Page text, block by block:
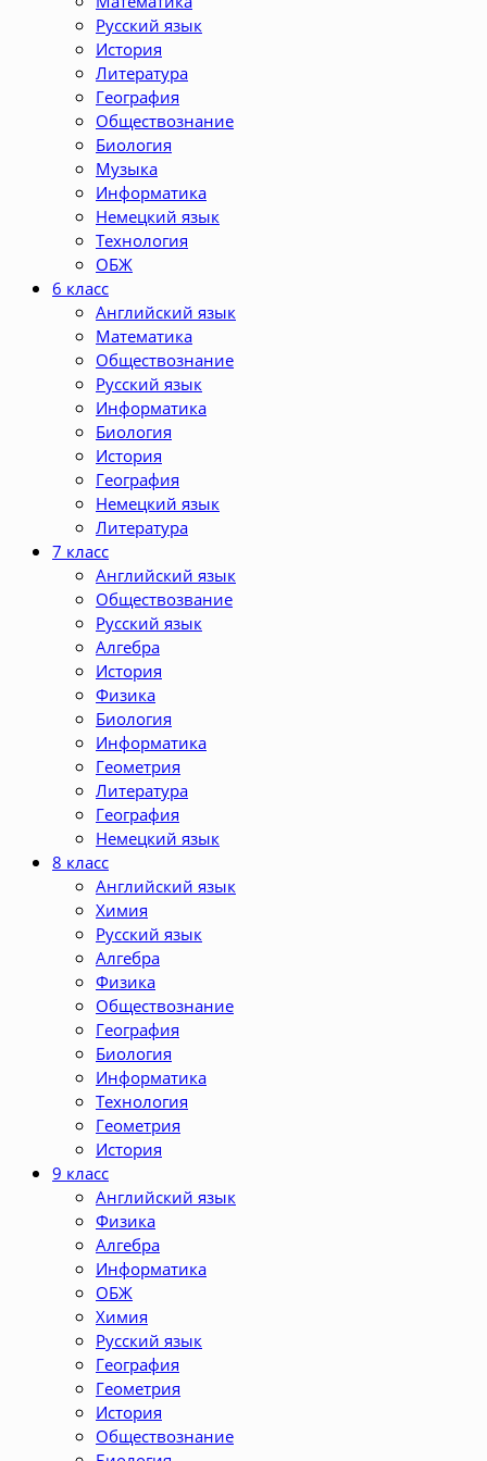
Русский язык
История
Литература
География
Обществознание
Биология
Музыка
Информатика
Немецкий язык
Технология
ОБЖ
6 класс
Английский язык
Математика
Обществознание
Русский язык
Информатика
Биология
История
География
Немецкий язык
Литература
7 класс
Английский язык
Обществозвание
Русский язык
Алгебра
История
Физика
Биология
Информатика
Геометрия
Литература
География
Немецкий язык
8 класс
Английский язык
Химия
Русский язык
Алгебра
Физика
Обществознание
География
Биология
Информатика
Технология
Геометрия
История
9 класс
Английский язык
Физика
Алгебра
Информатика
ОБЖ
Химия
Русский язык
География
Геометрия
История
Обществознание